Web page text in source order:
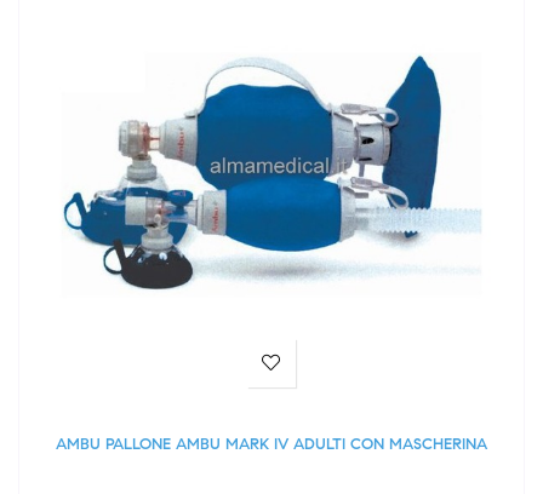
AMBU PALLONE AMBU MARK IV ADULTI CON MASCHERINA